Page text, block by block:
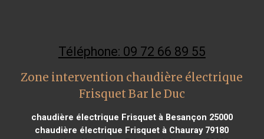
Téléphone: 09 72 66 89 55
Zone intervention chaudière électrique
Frisquet Bar le Duc
chaudière électrique Frisquet à Besançon 25000
chaudière électrique Frisquet à Chauray 79180